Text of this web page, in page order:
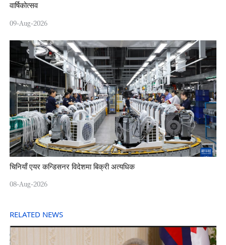
वार्षिकोत्सव
09-Aug-2026
चिनियाँ एयर कन्डिसनर विदेशमा बिक्री अत्यधिक
08-Aug-2026
RELATED NEWS